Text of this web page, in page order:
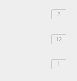
2
12
1